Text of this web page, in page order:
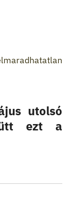
utolsó
ezt a